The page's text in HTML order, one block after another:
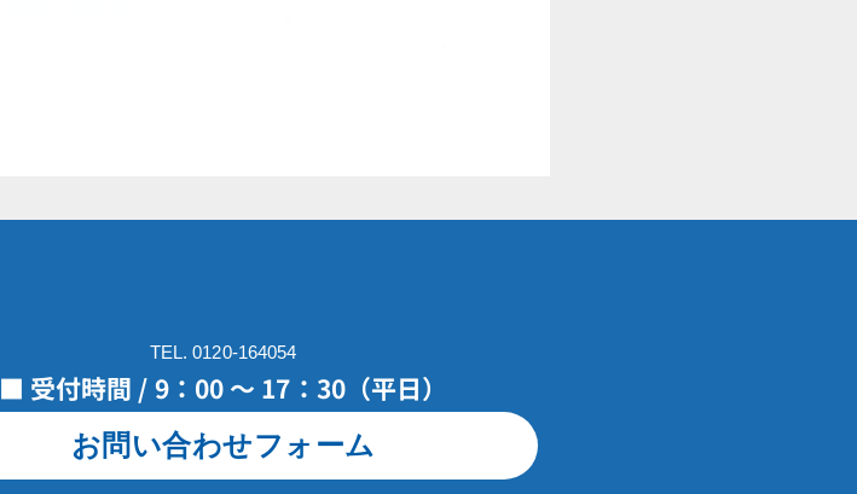
TEL. 0120-164054
■ 受付時間 / 9：00 ～ 17：30（平日）
お問い合わせフォーム